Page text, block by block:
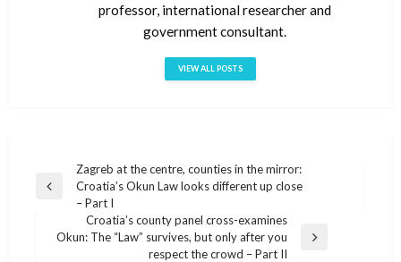
professor, international researcher and
government consultant.
VIEW ALL POSTS
navigation
Previous
Zagreb at the centre, counties in the mirror:
Croatia’s Okun Law looks different up close
– Part I
Next
Croatia’s county panel cross-examines
Okun: The “Law” survives, but only after you
respect the crowd – Part II